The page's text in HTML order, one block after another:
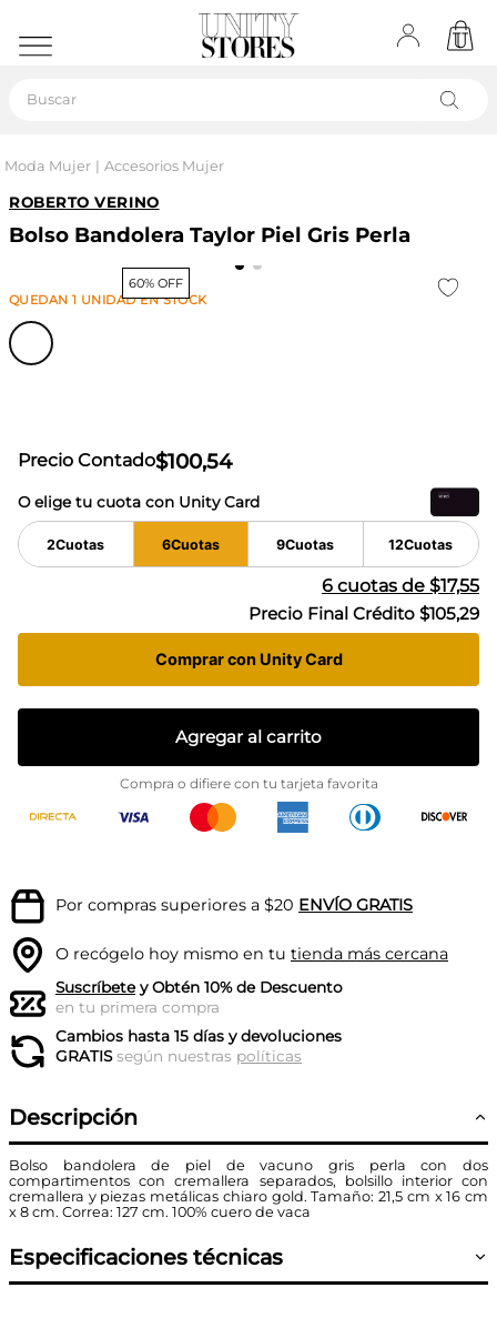
Moda Mujer Accesorios Mujer
ROBERTO VERINO
Bolso Bandolera Taylor Piel Gris Perla
60% OFF
QUEDAN1 UNIDADEN STOCK
Precio Contado$100,54
O elige tu cuota con Unity Card
2Cuotas 6Cuotas 9Cuotas 12Cuotas
6 cuotas de $17,55
Precio Final Crédito $105,29
Comprar con Unity Card
Agregar al carrito
Compra o difiere con tu tarjeta favorita
Por compras superiores a $20 ENVÍO GRATIS
O recógelo hoy mismo en tu tienda más cercana
Suscríbetey Obtén 10% de Descuento
en tu primera compra
Cambios hasta 15 días y devoluciones
GRATISsegún nuestras políticas
Descripción
Bolso bandolera de piel de vacuno gris perla con dos
compartimentos con cremallera separados, bolsillo interior con
cremallera y piezas metálicas chiaro gold. Tamaño: 21,5 cm x 16 cm
x 8 cm. Correa: 127 cm. 100% cuero de vaca
Especificaciones técnicas